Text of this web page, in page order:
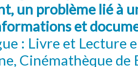
un problème lié à
et
: Livre et Lecture
Cinémathèque de